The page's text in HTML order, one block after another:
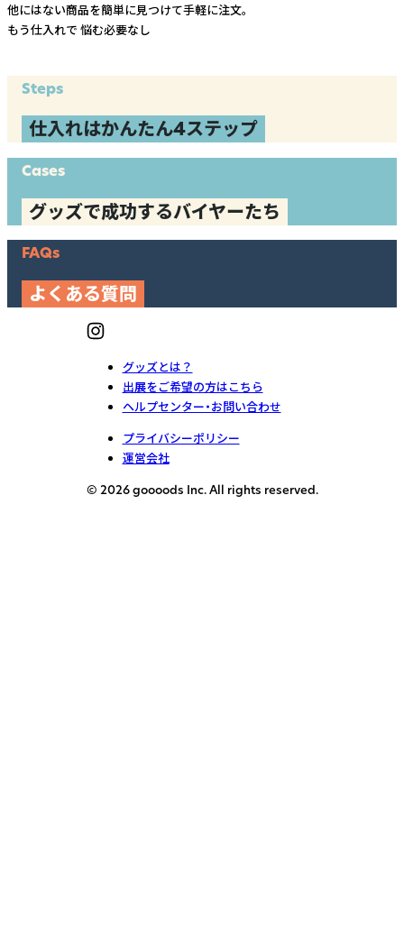
他にはない商品を簡単に見つけて手軽に注文。
もう仕入れで 悩む必要なし
Steps
仕入れはかんたん4ステップ
Cases
グッズで成功するバイヤーたち
FAQs
よくある質問
グッズとは？
出展をご希望の方はこちら
ヘルプセンター・お問い合わせ
プライバシーポリシー
運営会社
© 2026 goooods Inc. All rights reserved.